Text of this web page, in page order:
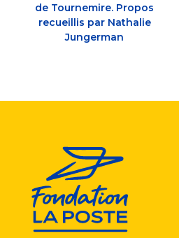
de Tournemire. Propos
recueillis par Nathalie
Jungerman